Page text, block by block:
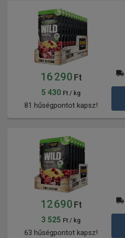
16 290 Ft
5 430 Ft / kg
81 hűségpontot kapsz!
12 690 Ft
3 525 Ft / kg
63 hűségpontot kapsz!